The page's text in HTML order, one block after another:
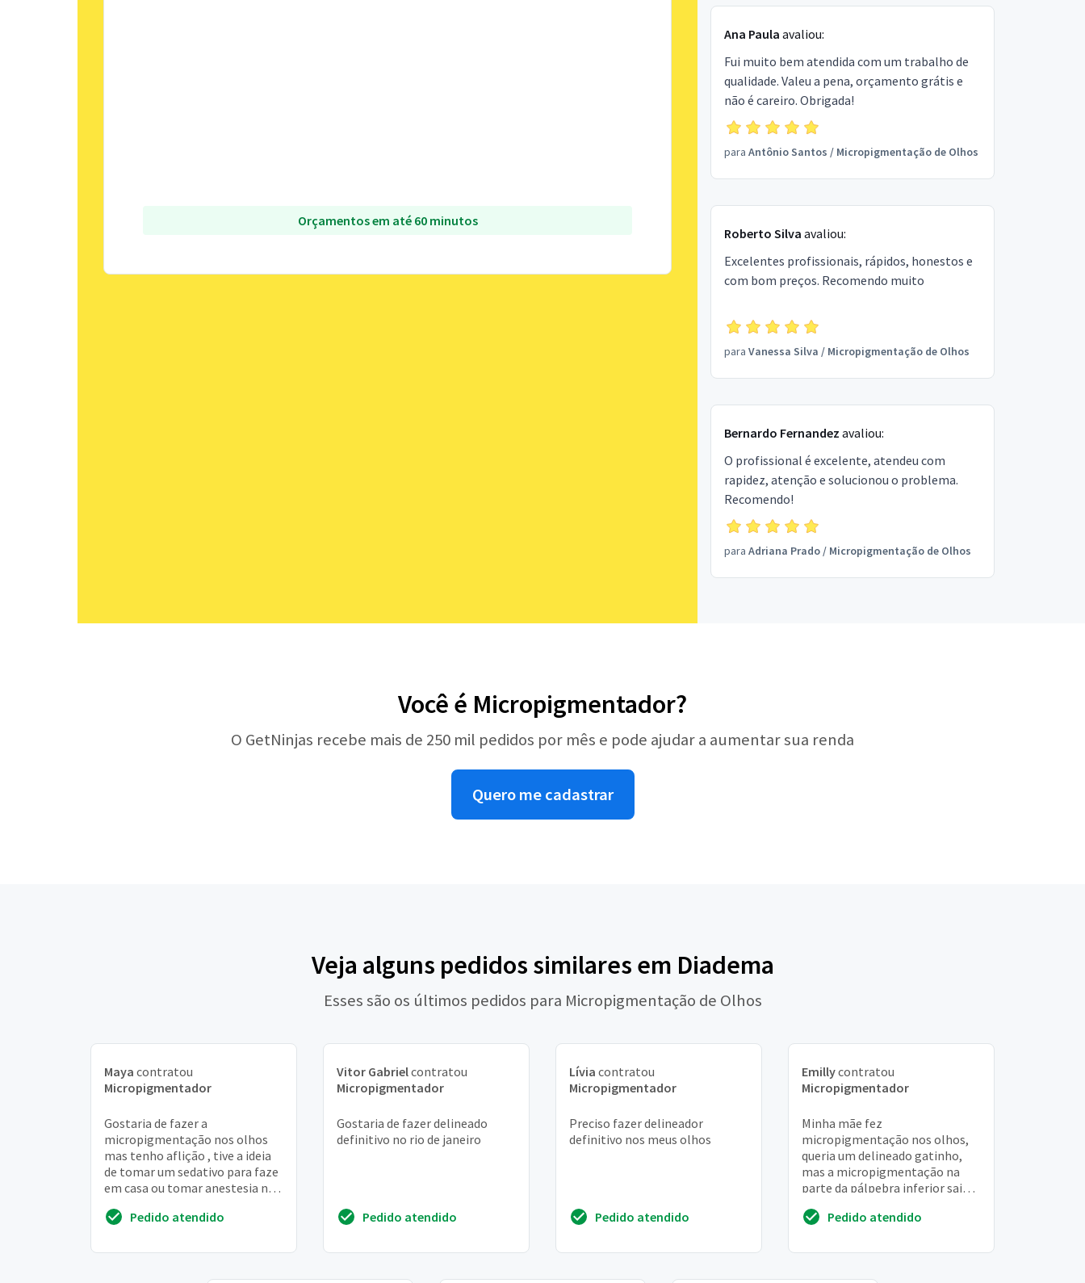
Orçamentos em até 60 minutos
Ana Paula avaliou:
Fui muito bem atendida com um trabalho de
qualidade. Valeu a pena, orçamento grátis e
não é careiro. Obrigada!
para Antônio Santos / Micropigmentação de Olhos
Roberto Silva avaliou:
Excelentes profissionais, rápidos, honestos e
com bom preços. Recomendo muito
para Vanessa Silva / Micropigmentação de Olhos
Bernardo Fernandez avaliou:
O profissional é excelente, atendeu com
rapidez, atenção e solucionou o problema.
Recomendo!
para Adriana Prado/ Micropigmentação de Olhos
Você é Micropigmentador?
O GetNinjas recebe mais de 250 mil pedidos por mês e pode ajudar a aumentar sua renda
Quero me cadastrar
Veja alguns pedidos similares em Diadema
Esses são os últimos pedidos para Micropigmentação de Olhos
Maya contratou
Micropigmentador
Gostaria de fazer a
micropigmentação nos olhos
mas tenho aflição , tive a ideia
de tomar um sedativo para faze
em casa ou tomar anestesia na
perto de casa ...
Pedido atendido
Vitor Gabrielcontratou
Micropigmentador
Gostaria de fazer delineado
definitivo no rio de janeiro
Pedido atendido
Lívia contratou
Micropigmentador
Preciso fazer delineador
definitivo nos meus olhos
Pedido atendido
Emillycontratou
Micropigmentador
Minha mãe fez
micropigmentação nos olhos,
queria um delineado gatinho,
mas a micropigmentação na
parte da pálpebra inferior saiu
gostaria de fazer esse retoqu...
Pedido atendido